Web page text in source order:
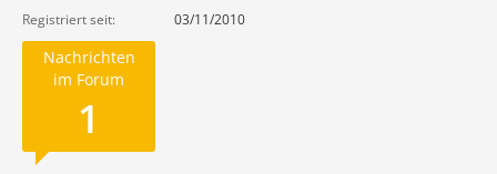
Registriert seit 03/11/2010
Nachrichten
im Forum
1